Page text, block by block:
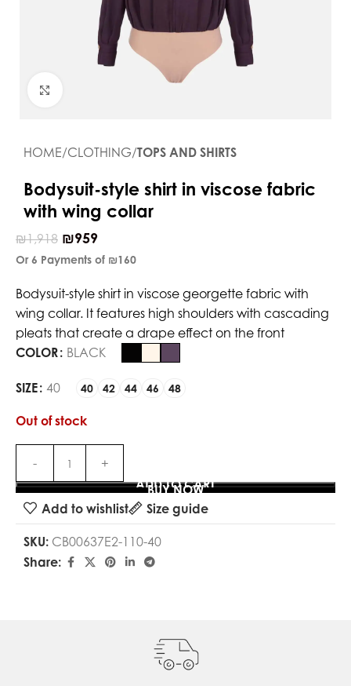
HOME CLOTHING TOPS AND SHIRTS
Bodysuit-style shirt in viscose fabric
with wing collar
₪1,918 ₪959
Or 6 Payments of ₪160
Bodysuit-style shirt in viscose georgette fabric with
wing collar. It features high shoulders with cascading
pleats that create a drape effect on the front
COLOR BLACK
SIZE 40 40 42 44 46 48
Out of stock
ADD TO CART
BUY NOW
Add to wishlist
Size guide
SKU: CB00637E2-110-40
Share: